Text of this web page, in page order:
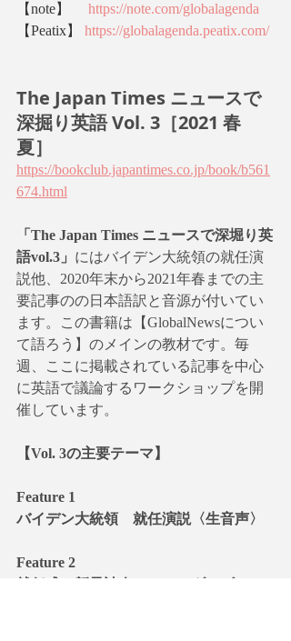
【note】 https://note.com/globalagenda
【Peatix】 https://globalagenda.peatix.com/
The Japan Times ニュースで
深掘り英語 Vol. 3［2021 春
夏］
https://bookclub.japantimes.co.jp/book/b561
674.html
「The Japan Times ニュースで深堀り英
語vol.3」 にはバイデン大統領の就任演
説他、2020年末から2021年春までの主
要記事のの日本語訳と音源が付いてい
ます。この書籍は【GlobalNewsについ
て語ろう】のメインの教材です。毎
週、ここに掲載されている記事を中心
に英語で議論するワークショップを開
催しています。
【Vol. 3の主要テーマ】
Feature 1
バイデン大統領　就任演説〈生音声〉
Feature 2